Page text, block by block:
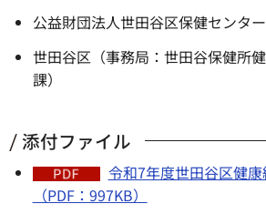
公益財団法人世田谷区保健センター
世田谷区（事務局：世田谷保健所
課）
添付ファイル
令和7年度世田谷区健
（PDF：997KB）